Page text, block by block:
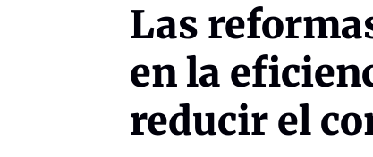
Las
en la
reducir el